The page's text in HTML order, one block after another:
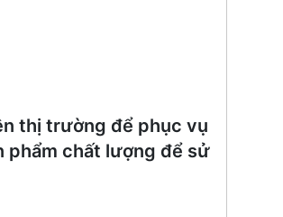
thị trường để phục vụ
phẩm chất lượng để sử